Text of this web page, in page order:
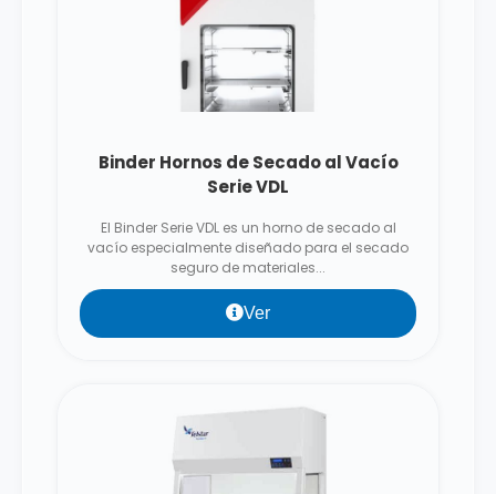
Binder Hornos de Secado al Vacío
Serie VDL
El Binder Serie VDL es un horno de secado al
vacío especialmente diseñado para el secado
seguro de materiales...
Ver